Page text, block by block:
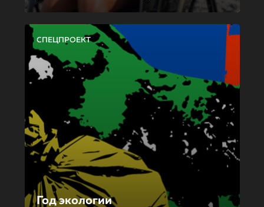
СПЕЦПРОЕКТ
Год экологии